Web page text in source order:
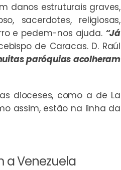
danos estruturais graves,
sacerdotes, religiosas,
e pedem-nos ajuda. “Já
de Caracas. D. Raúl
paróquias acolheram
dioceses, como a de La
assim, estão na linha da
a Venezuela